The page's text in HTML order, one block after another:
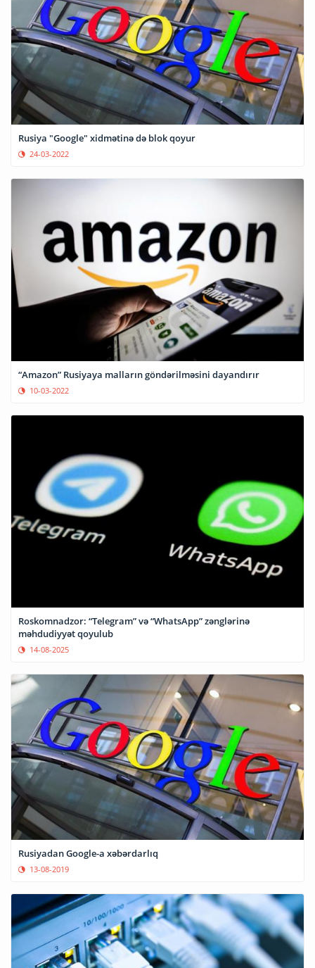
Rusiya "Google" xidmətinə də blok qoyur
24-03-2022
“Amazon” Rusiyaya malların göndərilməsini dayandırır
10-03-2022
Roskomnadzor: “Telegram” və “WhatsApp” zənglərinə
məhdudiyyət qoyulub
14-08-2025
Rusiyadan Google-a xəbərdarlıq
13-08-2019